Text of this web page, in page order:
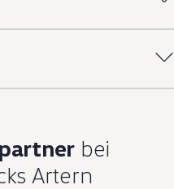
bei
Artern